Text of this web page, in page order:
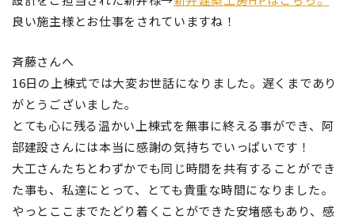
良い施主様とお仕事をされていますね！
斉藤さんへ
16日の上棟式では大変お世話になりました。遅くまであり
がとうございました。
とても心に残る温かい上棟式を無事に終える事ができ、阿
部建設さんには本当に感謝の気持ちでいっぱいです！
大工さんたちとわずかでも同じ時間を共有することができ
た事も、私達にとって、とても貴重な時間になりました。
やっとここまでたどり着くことができた安堵感もあり、感